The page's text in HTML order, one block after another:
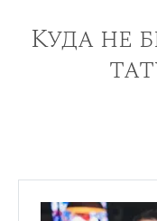
Куда не